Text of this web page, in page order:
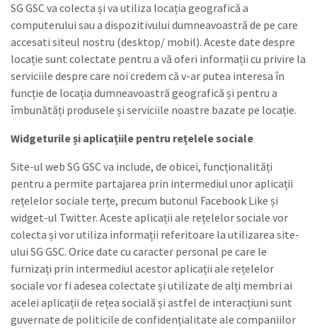
SG GSC va colecta și va utiliza locația geografică a
computerului sau a dispozitivului dumneavoastră de pe care
accesati siteul nostru (desktop/ mobil). Aceste date despre
locație sunt colectate pentru a vă oferi informații cu privire la
serviciile despre care noi credem că v-ar putea interesa în
funcție de locația dumneavoastră geografică și pentru a
îmbunătăți produsele și serviciile noastre bazate pe locație.
Widgeturile și aplicațiile pentru rețelele sociale
Site-ul web SG GSC va include, de obicei, funcționalități
pentru a permite partajarea prin intermediul unor aplicații
rețelelor sociale terțe, precum butonul Facebook Like și
widget-ul Twitter. Aceste aplicații ale rețelelor sociale vor
colecta și vor utiliza informații referitoare la utilizarea site-
ului SG GSC. Orice date cu caracter personal pe care le
furnizați prin intermediul acestor aplicații ale rețelelor
sociale vor fi adesea colectate și utilizate de alți membri ai
acelei aplicații de rețea socială și astfel de interacțiuni sunt
guvernate de politicile de confidențialitate ale companiilor